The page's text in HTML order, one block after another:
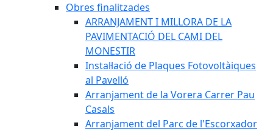
Obres finalitzades
ARRANJAMENT I MILLORA DE LA
PAVIMENTACIÓ DEL CAMI DEL
MONESTIR
Instal·lació de Plaques Fotovoltàiques
al Pavelló
Arranjament de la Vorera Carrer Pau
Casals
Arranjament del Parc de l'Escorxador